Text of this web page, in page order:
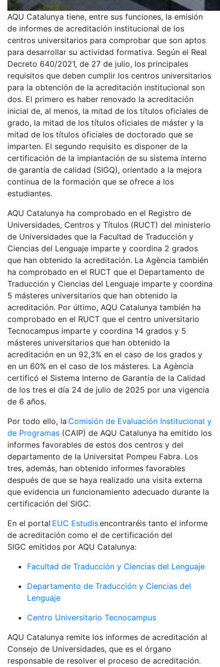
AQU Catalunya tiene, entre sus funciones, la emisión
de informes de acreditación institucional de los
centros universitarios para comprobar que son aptos
para desarrollar su actividad formativa. Según el Real
Decreto 640/2021, de 27 de julio, los principales
requisitos que deben cumplir los centros universitarios
para la obtención de la acreditación institucional son
dos. El primero es haber renovado la acreditación
inicial de, al menos, la mitad de los títulos oficiales de
grado, la mitad de los títulos oficiales de máster y la
mitad de los títulos oficiales de doctorado que se
imparten. El segundo requisito es disponer de la
certificación de la implantación de su sistema interno
de garantía de calidad (SIGQ), orientado a la mejora
continua de la formación que se ofrece a los
estudiantes.
AQU Catalunya ha comprobado en el Registro de
Universidades, Centros y Títulos (RUCT) del ministerio
de Universidades que la Facultad de Traducción y
Ciencias del Lenguaje imparte y coordina 2 grados
que han obtenido la acreditación. La Agència también
ha comprobado en el RUCT que el Departamento de
Traducción y Ciencias del Lenguaje imparte y coordina
5 másteres universitarios que han obtenido la
acreditación. Por último, AQU Catalunya también ha
comprobado en el RUCT que el centro universitario
Tecnocampus imparte y coordina 14 grados y 5
másteres universitarios que han obtenido la
acreditación en un 92,3% en el caso de los grados y
en un 60% en el caso de los másteres. La Agència
certificó el Sistema Interno de Garantía de la Calidad
de los tres el día 24 de julio de 2025 por una vigencia
de 6 años.
Por todo ello, la Comisión de Evaluación Institucional y
de Programas (CAIP) de AQU Catalunya ha emitido los
informes favorables de estos dos centros y del
departamento de la Universitat Pompeu Fabra. Los
tres, además, han obtenido informes favorables
después de que se haya realizado una visita externa
que evidencia un funcionamiento adecuado durante la
certificación del SIGC.
En el portal EUC Estudisencontraréis tanto el informe
de acreditación como el de certificación del
SIGC emitidos por AQU Catalunya:
Facultad de Traducción y Ciencias del Lenguaje
Departamento de Traducción y Ciencias del
Lenguaje
Centro Universitario Tecnocampus
AQU Catalunya remite los informes de acreditación al
Consejo de Universidades, que es el órgano
responsable de resolver el proceso de acreditación.